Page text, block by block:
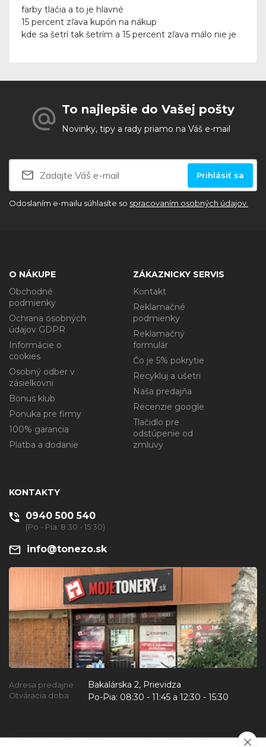
farby tlačia a to je hlavné
15 percent zľava kupón na nákup
kde sa šetrí tak šetrím a 15 percent zľava málo nie je
To najlepšie do Vašej pošty
Novinky, tipy a rady priamo na Váš e-mail
Prihlásiť sa
Odoslaním e-mailu súhlasíte so spracovaním osobných údajov.
O NÁKUPE
Obchodné
podmienky
Ochrana osobných
údajov GDPR
Informácie o
cookies
Osobný odber v
zásielkovni
Bonus klub
Ponuka pre firmy
100% garancia
Platba a dodanie
ZÁKAZNICKY SERVIS
Kontakt
Reklamačné
podmienky
Reklamačný
formulár
Čo je 5% pokrytie
Recykluj a ušetri
Naša predajňa
Recenzie google
Tlačidlo pre
odstúpenie od
zmluvy
KONTAKTY
0940 500 540
(Po - Pia: 8:30 - 15:30)
info@tonezo.sk
Adresa predajne Bakalárska 2, Prievidza
Otváracia doba Po-Pia: 08:30 - 11:45 a 12:30 - 15:30